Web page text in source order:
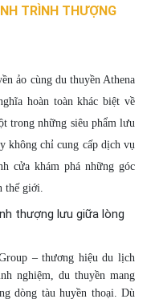
TRÌNH THƯỢNG
ảo cùng du thuyền Athena
hoàn toàn khác biệt về
trong những siêu phẩm lưu
không chỉ cung cấp dịch vụ
cửa khám phá những góc
thế giới.
– thương hiệu du lịch
nghiệm, du thuyền mang
dòng tàu huyền thoại. Dù